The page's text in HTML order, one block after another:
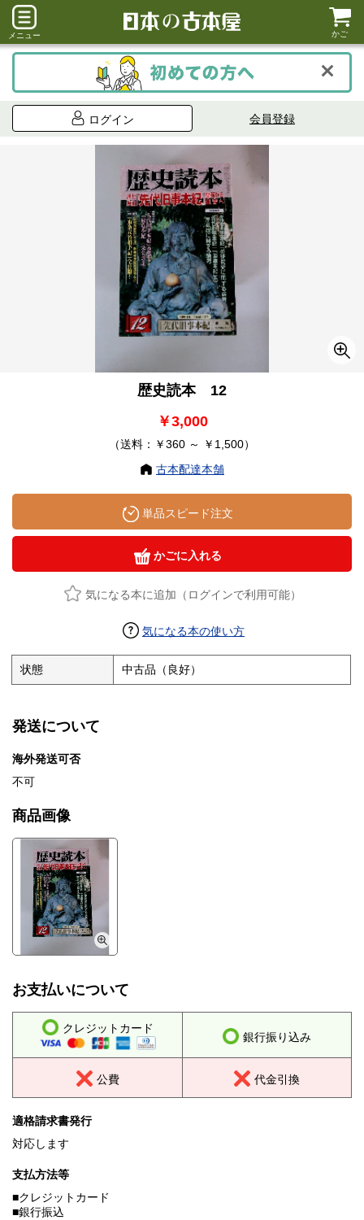
メニュー かご
ログイン 会員登録
歴史読本 12
￥3,000
（送料：￥360 ～ ￥1,500）
古本配達本舗
単品スピード注文
かごに入れる
気になる本に追加（ログインで利用可能）
気になる本の使い方
状態 中古品（良好）
発送について
海外発送可否
不可
商品画像
お支払いについて
クレジットカード
銀行振り込み
公費 代金引換
適格請求書発行
対応します
支払方法等
■クレジットカード
■銀行振込